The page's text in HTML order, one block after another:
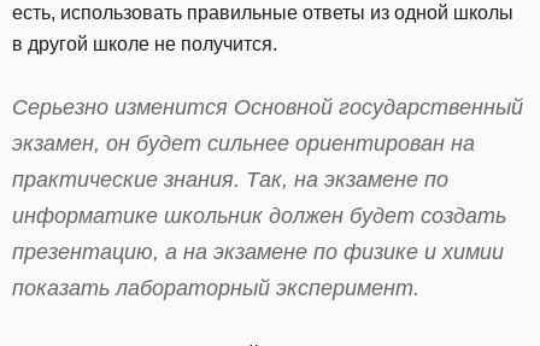
есть, использовать правильные ответы из одной школы
в другой школе не получится.
Серьезно изменится Основной государственный
экзамен, он будет сильнее ориентирован на
практические знания. Так, на экзамене по
информатике школьник должен будет создать
презентацию, а на экзамене по физике и химии
показать лабораторный эксперимент.